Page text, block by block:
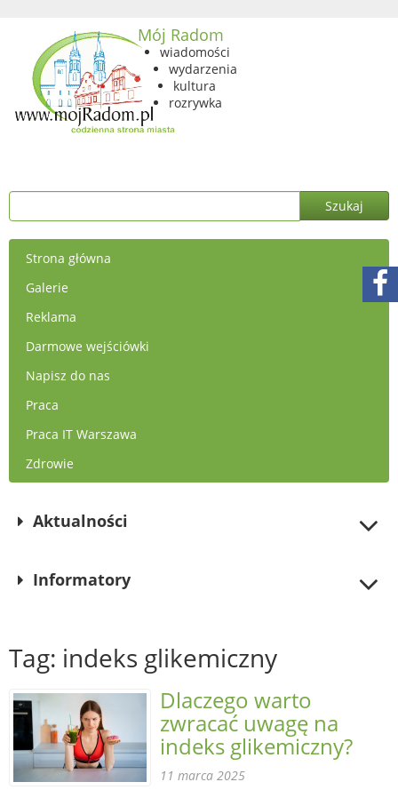
Mój Radom
wiadomości
wydarzenia
kultura
rozrywka
Strona główna
Galerie
Reklama
Darmowe wejściówki
Napisz do nas
Praca
Praca IT Warszawa
Zdrowie
Aktualności
Informatory
Tag: indeks glikemiczny
Dlaczego warto
zwracać uwagę na
indeks glikemiczny?
11 marca 2025